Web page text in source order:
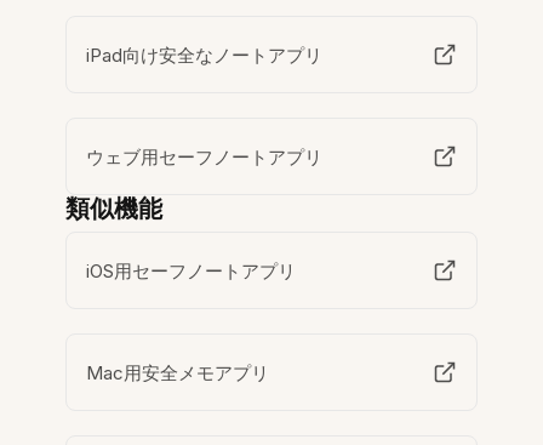
iPad向け安全なノートアプリ
ウェブ用セーフノートアプリ
類似機能
iOS用セーフノートアプリ
Mac用安全メモアプリ